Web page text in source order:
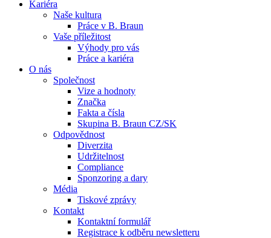
Kariéra
Naše kultura
Práce v B. Braun
Vaše příležitost​
Výhody pro vás
Práce a kariéra
O nás
Společnost
Vize a hodnoty
Značka
Fakta a čísla
Skupina B. Braun CZ/SK
Odpovědnost
Diverzita
Udržitelnost
Compliance
Sponzoring a dary
Média
Tiskové zprávy
Kontakt
Kontaktní formulář
Registrace k odběru newsletteru